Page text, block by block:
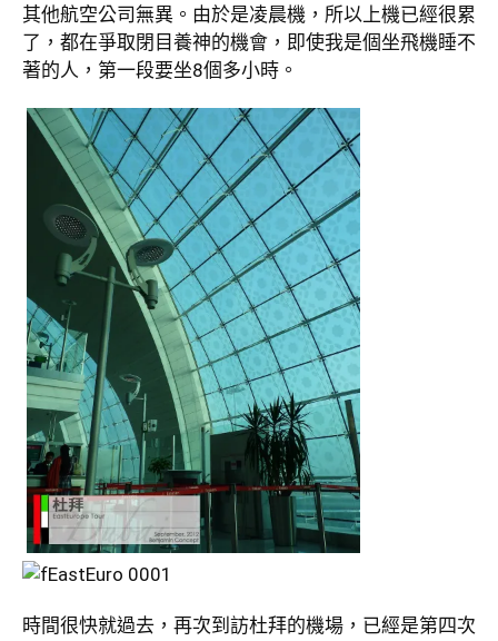
其他航空公司無異。由於是凌晨機，所以上機已經很累
了，都在爭取閉目養神的機會，即使我是個坐飛機睡不
著的人，第一段要坐8個多小時。
時間很快就過去，再次到訪杜拜的機場，已經是第四次